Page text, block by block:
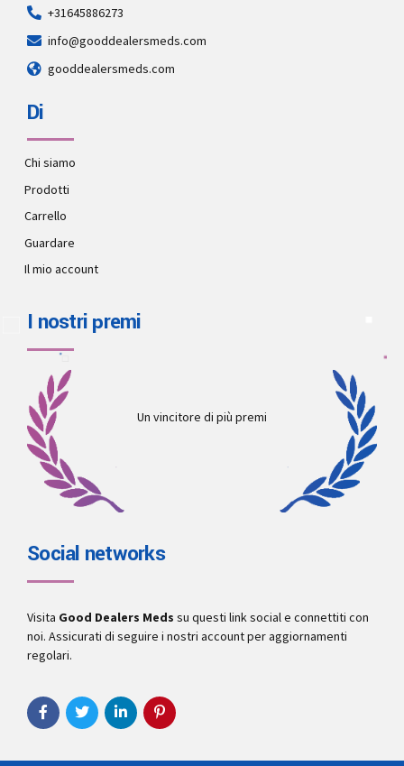
+31645886273
info@gooddealersmeds.com
gooddealersmeds.com
Di
Chi siamo
Prodotti
Carrello
Guardare
Il mio account
I nostri premi
Un vincitore di più premi
Social networks
Visita Good Dealers Meds su questi link social e connettiti con
noi. Assicurati di seguire i nostri account per aggiornamenti
regolari.